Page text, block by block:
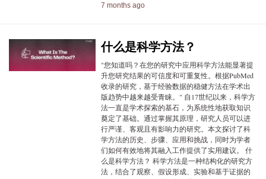
7 months ago
什么是科学方法？
"您知道吗？在您的研究中应用科学方法能显著提
升您研究结果的可信度和可重复性。根据PubMed
收录的研究，基于经验数据的稳健方法在学术出
版趋势中越来越受青睐。" 自17世纪以来，科学方
法一直是学术探索的基石，为系统性地获取知识
奠定了基础。通过掌握其原理，研究人员可以进
行严谨、客观且有影响力的研究。本文探讨了科
学方法的历史、步骤、应用和挑战，同时为学者
们如何有效地将其融入工作提供了实用建议。 什
么是科学方法？ 科学方法是一种结构化的研究方
法，结合了观察、假设形成、实验和基于证据的